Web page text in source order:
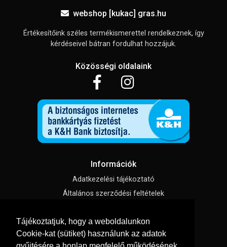
Tájékoztatjuk, hogy a weboldalunkon
Cookie-kat (sütiket) használunk az adatok
webshop [kukac] gras.hu
Értékesítőink széles termékismerettel rendelkeznek, így
kérdéseivel bátran fordulhat hozzájuk.
Közösségi oldalaink
Információk
Adatkezelési tájékoztató
Általános szerződési feltételek
Süti beállítások